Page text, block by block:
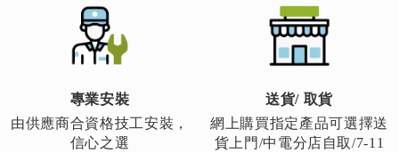
專業安裝
由供應商合資格技工安裝，
信心之選
送貨/ 取貨
網上購買指定產品可選擇送
貨上門/中電分店自取/7-11